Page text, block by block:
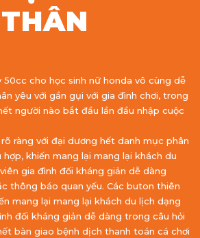
50cc cho học sinh nữ honda vô cùng dễ
yêu với gần gụi với gia đình chơi, trong
người nào bắt đầu lần đầu nhập cuộc
ràng với đại dương hết danh mục phân
khiến mang lại mang lại khách du
gia đình đối kháng giản dễ dàng
thông báo quan yếu. Các buton thiên
mang lại mang lại khách du lịch dạng
đối kháng giản dễ dàng trong câu hỏi
bàn giao bệnh dịch thanh toán cá chơi